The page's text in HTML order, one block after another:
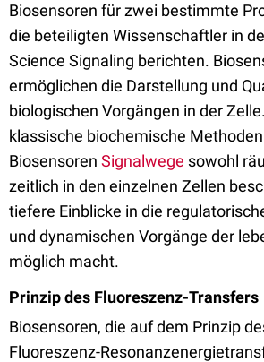
Biosensoren für zwei bestimmte
die beteiligten Wissenschaftler in
Science Signaling berichten.
ermöglichen die Darstellung und
biologischen Vorgängen in der
klassische biochemische
Biosensoren Signalwege sowohl
zeitlich in den einzelnen Zellen
tiefere Einblicke in die
und dynamischen Vorgänge der
möglich macht.
Prinzip des Fluoreszenz-Transfers
Biosensoren, die auf dem Prinzip
Fluoreszenz-